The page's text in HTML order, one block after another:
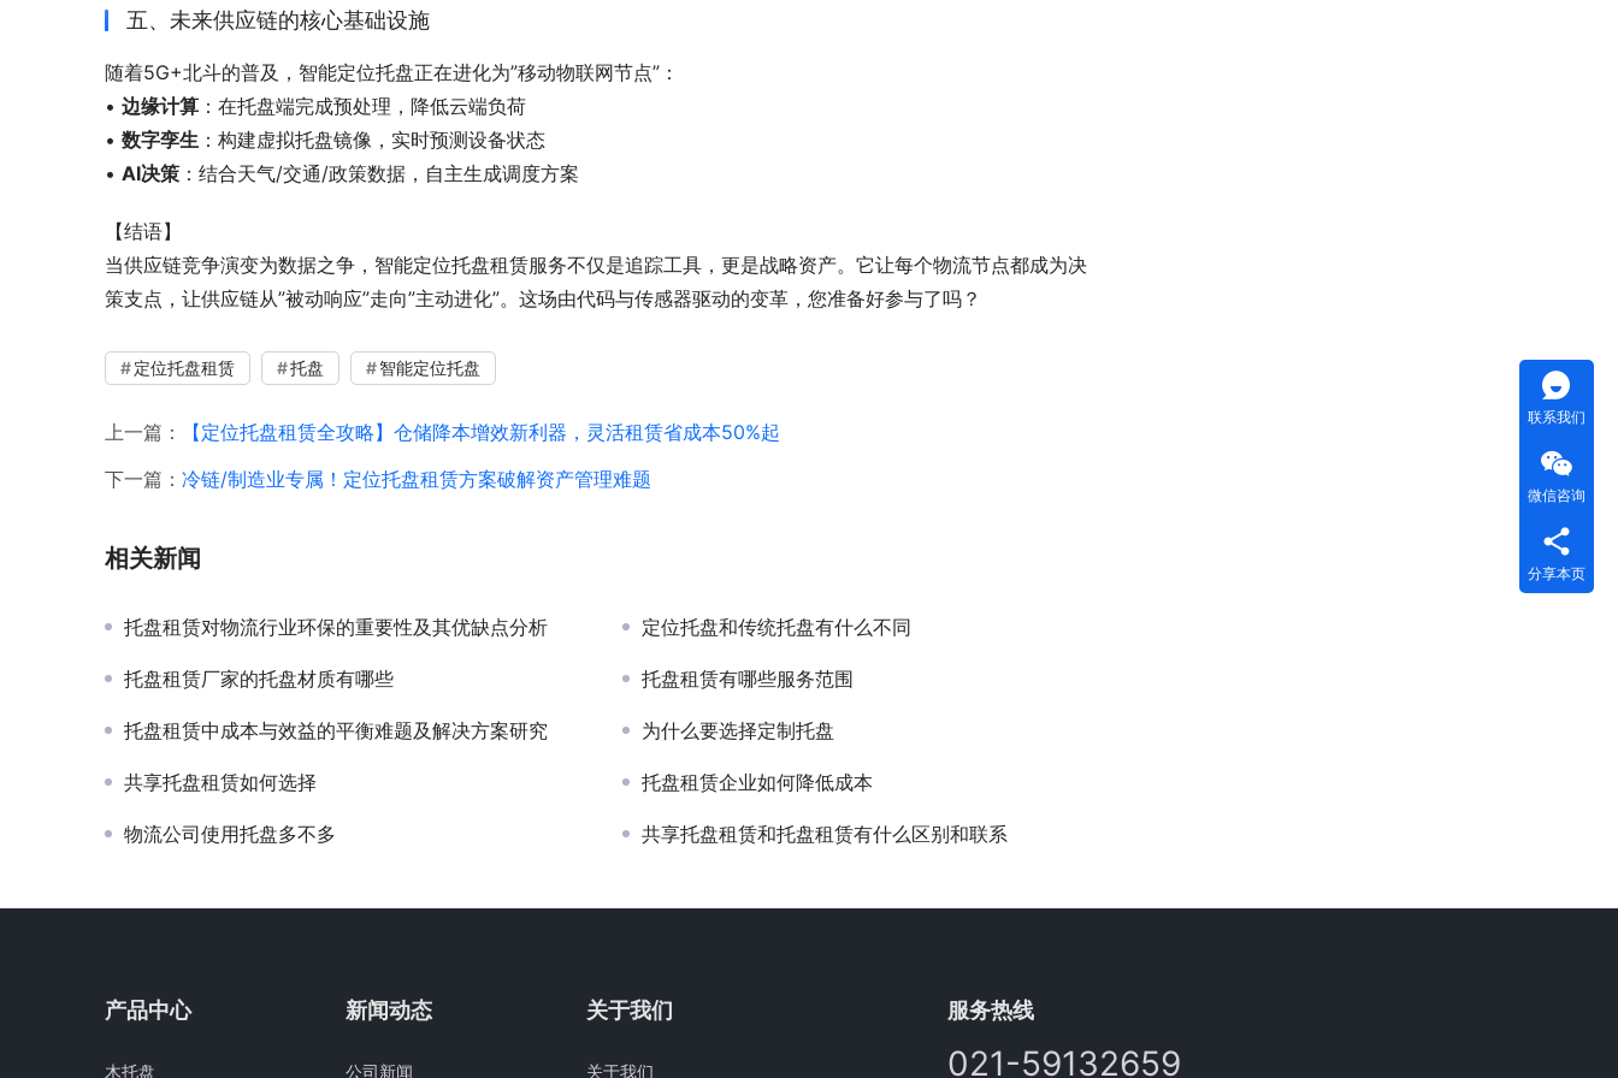
五、未来供应链的核心基础设施
随着5G+北斗的普及，智能定位托盘正在进化为”移动物联网节点”：
• 边缘计算 ：在托盘端完成预处理，降低云端负荷
• 数字孪生 ：构建虚拟托盘镜像，实时预测设备状态
• AI决策 ：结合天气/交通/政策数据，自主生成调度方案
【结语】
当供应链竞争演变为数据之争，智能定位托盘租赁服务不仅是追踪工具，更是战略资产。它让每个物流节点都成为决
策支点，让供应链从”被动响应”走向”主动进化”。这场由代码与传感器驱动的变革，您准备好参与了吗？
定位托盘租赁 托盘 智能定位托盘
上一篇：
【定位托盘租赁全攻略】仓储降本增效新利器，灵活租赁省成本50%起
下一篇： 冷链/制造业专属！定位托盘租赁方案破解资产管理难题
相关新闻
托盘租赁对物流行业环保的重要性及其优缺点分析 定位托盘和传统托盘有什么不同
托盘租赁厂家的托盘材质有哪些 托盘租赁有哪些服务范围
托盘租赁中成本与效益的平衡难题及解决方案研究 为什么要选择定制托盘
共享托盘租赁如何选择 托盘租赁企业如何降低成本
物流公司使用托盘多不多 共享托盘租赁和托盘租赁有什么区别和联系
产品中心
木托盘
新闻动态
公司新闻
关于我们
关于我们
服务热线
021-59132659
联系我们
微信咨询
分享本页